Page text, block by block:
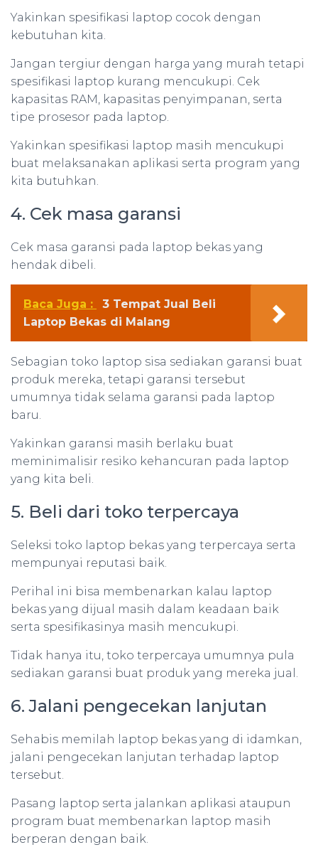
Yakinkan spesifikasi laptop cocok dengan
kebutuhan kita.
Jangan tergiur dengan harga yang murah tetapi
spesifikasi laptop kurang mencukupi. Cek
kapasitas RAM, kapasitas penyimpanan, serta
tipe prosesor pada laptop.
Yakinkan spesifikasi laptop masih mencukupi
buat melaksanakan aplikasi serta program yang
kita butuhkan.
4. Cek masa garansi
Cek masa garansi pada laptop bekas yang
hendak dibeli.
Baca Juga :
3 Tempat Jual Beli
Laptop Bekas di Malang
Sebagian toko laptop sisa sediakan garansi buat
produk mereka, tetapi garansi tersebut
umumnya tidak selama garansi pada laptop
baru.
Yakinkan garansi masih berlaku buat
meminimalisir resiko kehancuran pada laptop
yang kita beli.
5. Beli dari toko terpercaya
Seleksi toko laptop bekas yang terpercaya serta
mempunyai reputasi baik.
Perihal ini bisa membenarkan kalau laptop
bekas yang dijual masih dalam keadaan baik
serta spesifikasinya masih mencukupi.
Tidak hanya itu, toko terpercaya umumnya pula
sediakan garansi buat produk yang mereka jual.
6. Jalani pengecekan lanjutan
Sehabis memilah laptop bekas yang di idamkan,
jalani pengecekan lanjutan terhadap laptop
tersebut.
Pasang laptop serta jalankan aplikasi ataupun
program buat membenarkan laptop masih
berperan dengan baik.